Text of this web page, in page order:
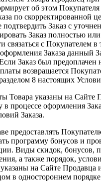
об этом Покупателя
по скорректированной
Заказ с
Заказ полностью
связаться с Покупателем в
Заказа данный
Заказ был предоплачен
возвращается
8 настоящих
Товара указаны на Сайте
процессе оформления
Заказа.
предоставлять
программу бонусов и
Виды скидок, бонусов,
а также порядок,
на Сайте Продавца
в одностороннем